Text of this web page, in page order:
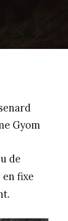
Gyom
de
fixe